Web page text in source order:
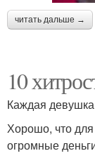
читать дальше →
10
Каждая
Хорошо, что для
огромные